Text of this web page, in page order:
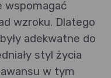
wspomagać
wzroku. Dlatego
adekwatne do
styl życia
w tym